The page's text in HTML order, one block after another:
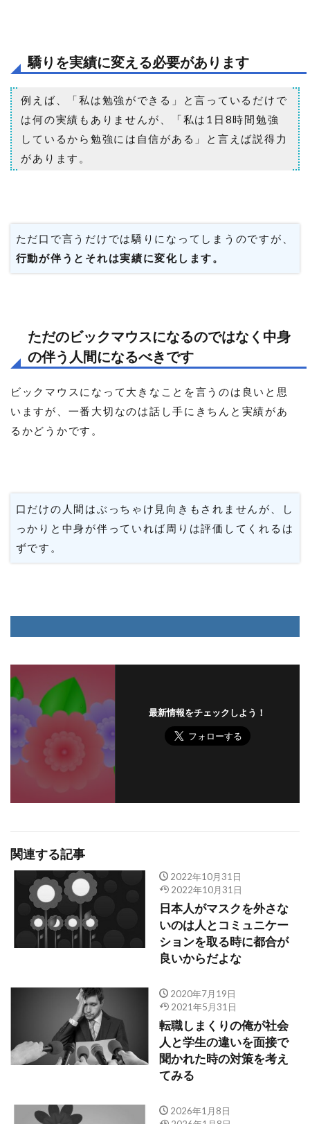
驕りを実績に変える必要があります
例えば、「私は勉強ができる」と言っているだけで
は何の実績もありませんが、「私は1日8時間勉強
しているから勉強には自信がある」と言えば説得力
があります。
ただ口で言うだけでは驕りになってしまうのですが、
行動が伴うとそれは実績に変化します。
ただのビックマウスになるのではなく中身
の伴う人間になるべきです
ビックマウスになって大きなことを言うのは良いと思
いますが、一番大切なのは話し手にきちんと実績があ
るかどうかです。
口だけの人間はぶっちゃけ見向きもされませんが、し
っかりと中身が伴っていれば周りは評価してくれるは
ずです。
最新情報をチェックしよう！
関連する記事
2022年10月31日
2022年10月31日
日本人がマスクを外さな
いのは人とコミュニケー
ションを取る時に都合が
良いからだよな
2020年7月19日
2021年5月31日
転職しまくりの俺が社会
人と学生の違いを面接で
聞かれた時の対策を考え
てみる
2026年1月8日